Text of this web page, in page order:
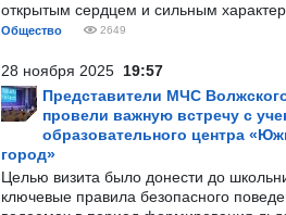
открытым сердцем и сильным
Общество 2649
28 ноября 2025 19:57
Представители МЧС
провели важную встречу с
образовательного центра
город»
Целью визита было донести до
ключевые правила безопасного